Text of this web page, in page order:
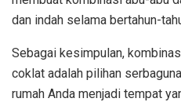
dan indah selama bertahun-
Sebagai kesimpulan,
coklat adalah pilihan
rumah Anda menjadi tempat